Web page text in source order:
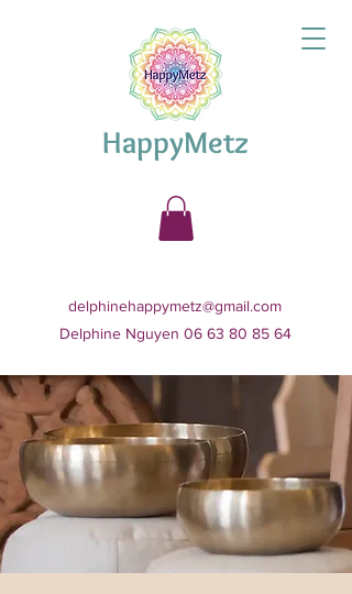
HappyMetz
delphinehappymetz@gmail.com
Delphine Nguyen 06 63 80 85 64